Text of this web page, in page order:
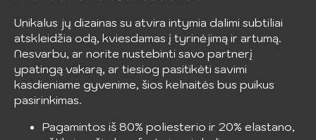
Unikalus jų dizainas su atvira intymia dalimi subtiliai
atskleidžia odą, kviesdamas į tyrinėjimą ir artumą.
Nesvarbu, ar norite nustebinti savo partnerį
ypatingą vakarą, ar tiesiog pasitikėti savimi
kasdieniame gyvenime, šios kelnaitės bus puikus
pasirinkimas.
Pagamintos iš 80% poliesterio ir 20% elastano,